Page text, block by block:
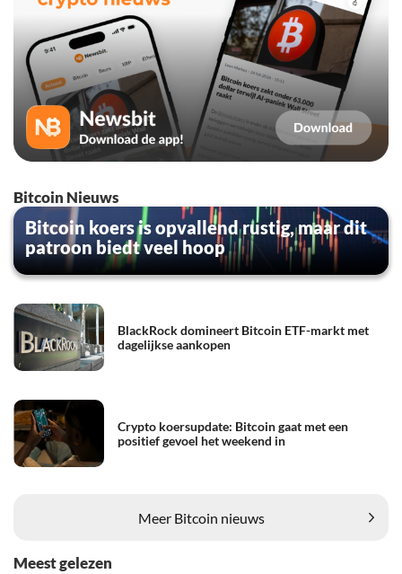
Bitcoin Nieuws
Bitcoin koers is opvallend rustig, maar dit
patroon biedt veel hoop
BlackRock domineert Bitcoin ETF-markt met
dagelijkse aankopen
Crypto koersupdate: Bitcoin gaat met een
positief gevoel het weekend in
Meer Bitcoin nieuws
Meest gelezen